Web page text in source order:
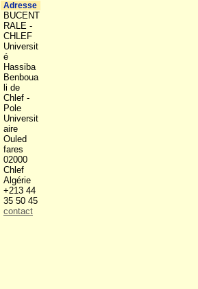
Adresse
BUCENT
RALE -
CHLEF
Universit
é
Hassiba
Benboua
li de
Chlef -
Pole
Universit
aire
Ouled
fares
02000
Chlef
Algérie
+213 44
35 50 45
contact